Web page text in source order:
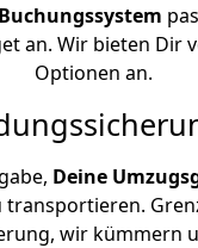
an. Wir bieten Dir
Optionen an.
Deine
transportieren.
wir kümmern